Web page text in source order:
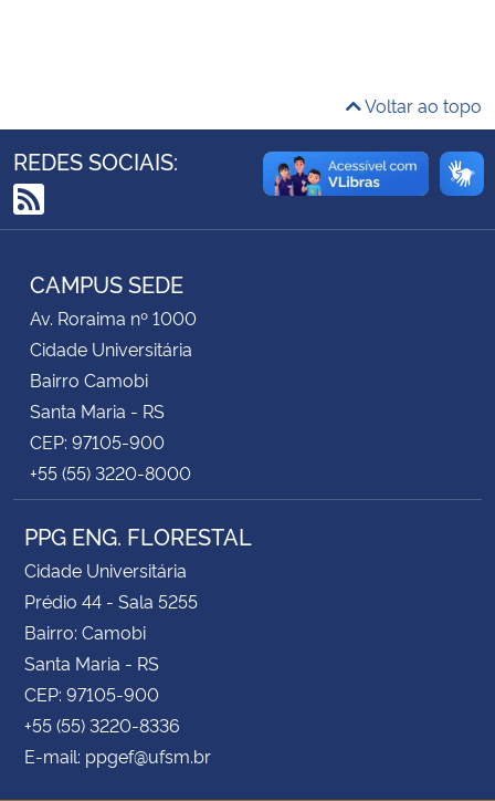
Ministério do Desenvolvimento Regional
Ministério da Mulher, da Família e dos Direitos Humanos
Secretaria-Geral
Secretaria de Governo
Gabinete de Segurança Institucional
Advocacia-Geral da União
Voltar ao topo
REDES SOCIAIS:
RSS
CAMPUS SEDE
Av. Roraima nº 1000
Cidade Universitária
Bairro Camobi
Santa Maria - RS
CEP: 97105-900
+55 (55) 3220-8000
PPG ENG. FLORESTAL
Cidade Universitária
Prédio 44 - Sala 5255
Bairro: Camobi
Santa Maria - RS
CEP: 97105-900
+55 (55) 3220-8336
E-mail: ppgef@ufsm.br